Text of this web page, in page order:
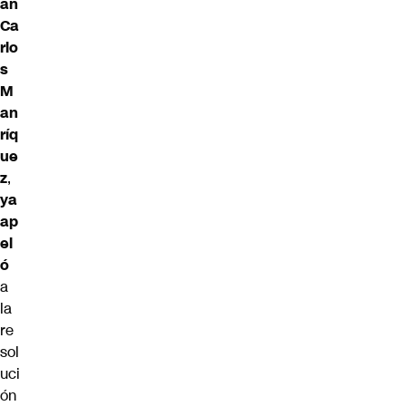
Ca
rlo
s
M
an
ríq
ue
z,
ya
ap
el
ó
a
la
re
sol
uci
ón